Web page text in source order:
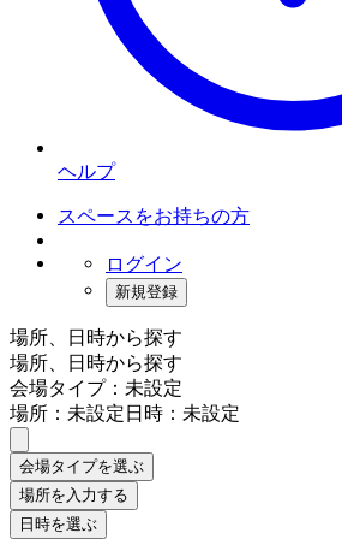
ヘルプ
スペースをお持ちの方
ログイン
新規登録
場所、日時から探す
場所、日時から探す
会場タイプ：未設定
場所：未設定日時：未設定
会場タイプを選ぶ
場所を入力する
日時を選ぶ